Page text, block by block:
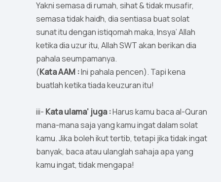
Yakni semasa di rumah, sihat & tidak musafir,
semasa tidak haidh, dia sentiasa buat solat
sunat itu dengan istiqomah maka, Insya’ Allah
ketika dia uzur itu, Allah SWT akan berikan dia
pahala seumpamanya.
(Kata AAM :Ini pahala pencen). Tapi kena
buatlah ketika tiada keuzuran itu!
iii- Kata ulama’ juga :Harus kamu baca al-Quran
mana-mana saja yang kamu ingat dalam solat
kamu. Jika boleh ikut tertib, tetapi jika tidak ingat
banyak, baca atau ulanglah sahaja apa yang
kamu ingat, tidak mengapa!